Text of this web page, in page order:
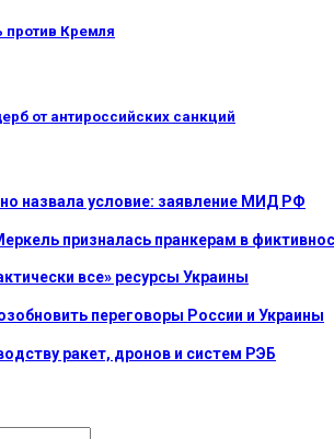
против Кремля
от антироссийских санкций
назвала условие: заявление МИД РФ
призналась пранкерам в
все» ресурсы Украины
переговоры России и Украины
ракет, дронов и систем РЭБ